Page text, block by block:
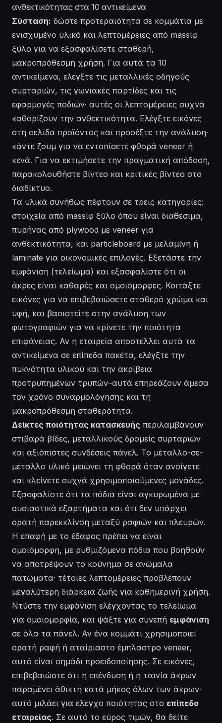
ανθεκτικότητας στα 10 αντικείμενα
Σύσταση: δώστε προτεραιότητα σε κομμάτια με
ενισχυμένο υλικό και λεπτομέρειες από massίφ
ξύλο για να εξασφαλίσετε σταθερή,
μακροπρόθεσμη χρήση. Για αυτά τα 10
αντικείμενα, ελέγξτε τις μεταλλικές οδηγούς
συρταριών, τις γωνιακές παρτίδες και τις
εφαρμογές ποδιών· αυτές οι λεπτομέρειες συχνά
καθορίζουν την ανθεκτικότητα. Ελέγξτε εικόνες
στη σελίδα προϊόντος και προσέξτε την ανάλυση·
κάντε ζουμ για να εντοπίσετε φθορά veneer ή
κενά. Για να εκτιμήσετε την πραγματική απόδοση,
παρακολουθήστε βίντεο και κριτικές βίντεο στο
διαδίκτυο.
Τα υλικά συνήθως πέφτουν σε τρεις κατηγορίες:
στοιχεία από massίφ ξύλο όπου είναι διαθέσιμα,
πυρήνας από plywood με veneer για
ανθεκτικότητα, και particleboard με μελαμίνη ή
laminate για οικονομικές επιλογές. Εξετάστε την
εμφάνιση (τελείωμα) και εξασφαλίστε ότι οι
άκρες είναι καθαρές και ομοιόμορφες. Κοιτάξτε
εικόνες για να επιβεβαιώσετε σταθερό χρώμα και
υφή, και βασιστείτε στην ανάλυση των
φωτογραφιών για να κρίνετε την ποιότητα
επιφάνειας. Αν η εταιρεία αποστέλλει αυτά τα
αντικείμενα σε επίπεδα πακέτα, ελέγξτε την
πυκνότητα υλικού και την ακρίβεια
προτρυπημένων τρυπών–αυτά επηρεάζουν άμεσα
τον χρόνο συναρμολόγησης και τη
μακροπρόθεσμη σταθερότητα.
Δείκτες ποιότητας κατασκευής περιλαμβάνουν
στιβαρά βίδες, μεταλλικούς δρομείς συρταριών
και αξιόπιστες συνδέσεις πάνελ. Το μέταλλο-σε-
μέταλλο υλικό μειώνει τη φθορά όταν ανοίγετε
και κλείνετε συχνά χρησιμοποιούμενες μονάδες.
Εξασφαλίστε ότι τα πόδια είναι αγκυρωμένα με
ουσιαστικά εξαρτήματα και ότι δεν υπάρχει
ορατή παρεκκλίνση μεταξύ ραφιών και πλευρών.
Η επαφή με το έδαφος πρέπει να είναι
ομοιόμορφη, με ρυθμιζόμενα πόδια που βοηθούν
να αποτρέψουν το κούνημα σε ανώμαλα
πατώματα· τέτοιες λεπτομέρειες προβλέπουν
μεγαλύτερη διάρκεια ζωής για καθημερινή χρήση.
Ντύστε την εμφάνιση ελέγχοντας το τελείωμα
για ομοιομορφία, και ψάξτε για συνεπή εμφάνιση
σε όλα τα πάνελ. Αν ένα κομμάτι χρησιμοποιεί
ορατή ραφή ή αταίριαστο έμπλαστρο veneer,
αυτό είναι σημάδι προειδοποίησης. Σε εικόνες,
επιβεβαιώστε ότι η επένδυση ή η ταινία άκρων
παραμένει άθικτη κατά μήκος όλων των άκρων·
αυτό μιλάει για έλεγχο ποιότητας στο επίπεδο
εταιρείας. Σε αυτό το εύρος τιμών, θα δείτε